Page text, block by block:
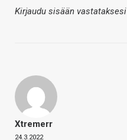
Kirjaudu sisään vastataksesi
Xtremerr
24.3.2022